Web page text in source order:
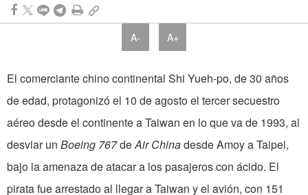
A- A+
El comerciante chino continental Shi Yueh­-po, de 30 años
de edad, protagonizó el 10 de agosto el ter­cer secuestro
aéreo desde el continente a Taiwan en lo que va de 1993, al
desviar un Boeing 767deAir Chinadesde Amoy a Taipei,
bajo la amenaza de atacar a los pasajeros con ácido. El
pirata fue arrestado al llegar a Taiwan y el avión, con 151